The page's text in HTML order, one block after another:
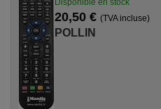
Disponible en stock
20,50 € (TVA incluse)
POLLIN